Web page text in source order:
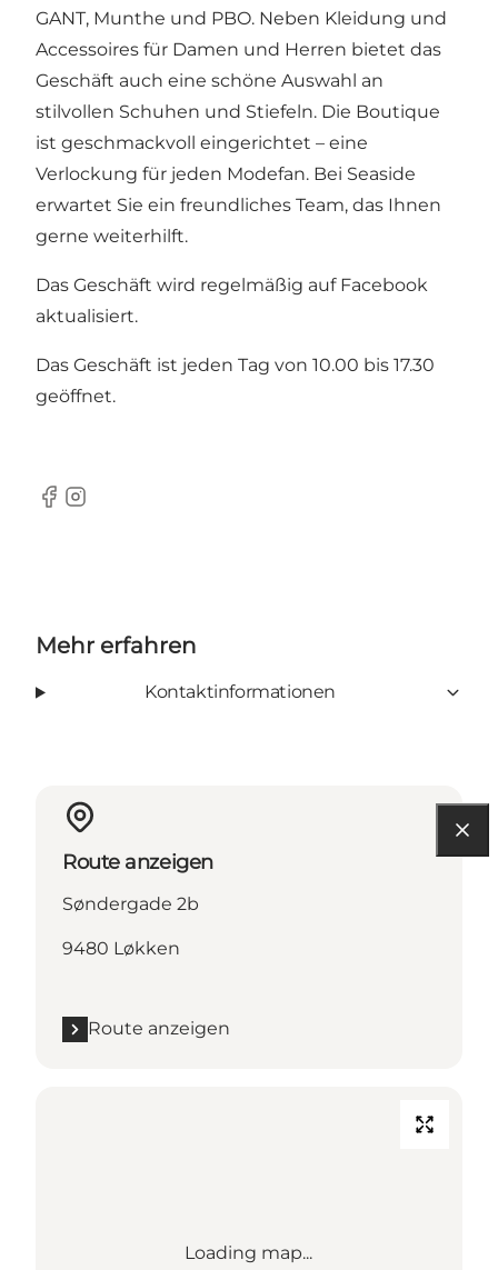
GANT, Munthe und PBO. Neben Kleidung und
Accessoires für Damen und Herren bietet das
Geschäft auch eine schöne Auswahl an
stilvollen Schuhen und Stiefeln. Die Boutique
ist geschmackvoll eingerichtet – eine
Verlockung für jeden Modefan. Bei Seaside
erwartet Sie ein freundliches Team, das Ihnen
gerne weiterhilft.
Das Geschäft wird regelmäßig auf Facebook
aktualisiert.
Das Geschäft ist jeden Tag von 10.00 bis 17.30
geöffnet.
Facebook
Instagram
Mehr erfahren
Kontaktinformationen
Route anzeigen
Søndergade 2b
9480 Løkken
Route anzeigen
Loading map...